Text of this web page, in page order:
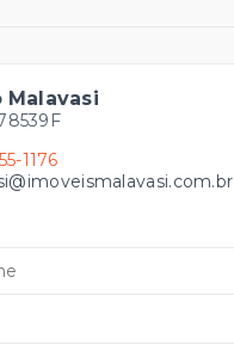
Malavasi
1176